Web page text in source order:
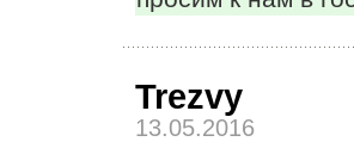
Trezvy
13.05.2016